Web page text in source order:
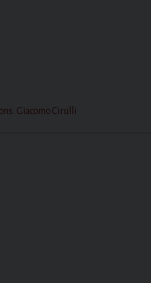
Giacomo Cirulli